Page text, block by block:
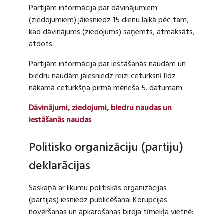
Partijām informācija par dāvinājumiem
(ziedojumiem) jāiesniedz 15 dienu laikā pēc tam,
kad dāvinājums (ziedojums) saņemts, atmaksāts,
atdots.
Partijām informācija par iestāšanās naudām un
biedru naudām jāiesniedz reizi ceturksnī līdz
nākamā ceturkšņa pirmā mēneša 5. datumam.
Dāvinājumi, ziedojumi, biedru naudas un
iestāšanās naudas
Politisko organizāciju (partiju)
deklarācijas
Saskaņā ar likumu politiskās organizācijas
(partijas) iesniedz publicēšanai Korupcijas
novēršanas un apkarošanas biroja tīmekļa vietnē: